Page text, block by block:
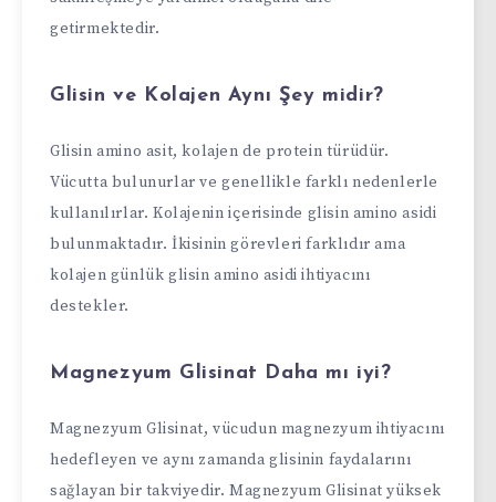
getirmektedir.
Glisin ve Kolajen Aynı Şey midir?
Glisin amino asit, kolajen de protein türüdür.
Vücutta bulunurlar ve genellikle farklı nedenlerle
kullanılırlar. Kolajenin içerisinde glisin amino asidi
bulunmaktadır. İkisinin görevleri farklıdır ama
kolajen günlük glisin amino asidi ihtiyacını
destekler.
Magnezyum Glisinat Daha mı iyi?
Magnezyum Glisinat, vücudun magnezyum ihtiyacını
hedefleyen ve aynı zamanda glisinin faydalarını
sağlayan bir takviyedir. Magnezyum Glisinat yüksek